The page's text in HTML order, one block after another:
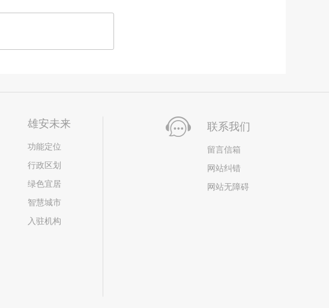
雄安未来
功能定位
行政区划
绿色宜居
智慧城市
入驻机构
联系我们
留言信箱
网站纠错
网站无障碍